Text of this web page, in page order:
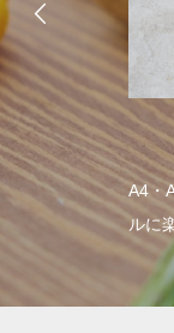
A4・
ルに
A4
の上